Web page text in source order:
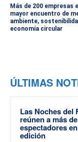
Más de 200 empresas
mayor encuentro de
ambiente,
economía circular
ÚLTIMAS
Las Noches del
reúnen a más
espectadores
edición